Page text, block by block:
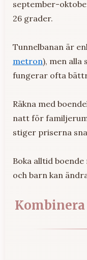
september-
26 grader.
Tunnelbanan är
metron), men alla
fungerar ofta
Räkna med
natt för
stiger priserna
Boka alltid
och barn kan